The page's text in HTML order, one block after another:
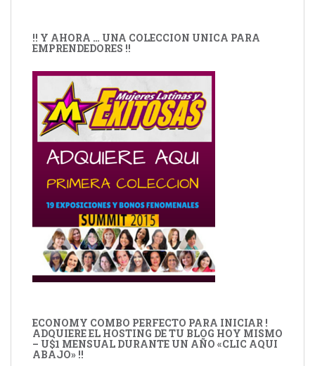
!! Y AHORA … UNA COLECCION UNICA PARA
EMPRENDEDORES !!
ECONOMY COMBO PERFECTO PARA INICIAR !
ADQUIERE EL HOSTING DE TU BLOG HOY MISMO
– U$1 MENSUAL DURANTE UN AÑO «CLIC AQUI
ABAJO» !!